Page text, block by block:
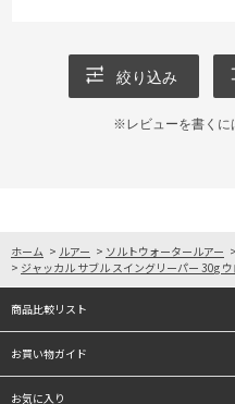
絞り込み
※レビューを書くに
ホーム > ルアー > ソルトウォータールアー >
> ジャッカル サブル スイングリーパー 30g
商品比較リスト
お買い物ガイド
お気に入り